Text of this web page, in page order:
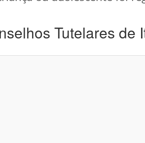
Tutelares de